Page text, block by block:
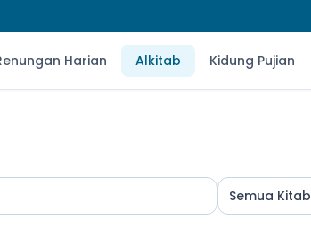
Harian Alkitab Kidung Pujian
Semua Kitab